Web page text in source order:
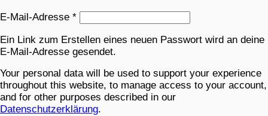
E-Mail-Adresse *
Ein Link zum Erstellen eines neuen Passwort wird an deine
E-Mail-Adresse gesendet.
Your personal data will be used to support your experience
throughout this website, to manage access to your account,
and for other purposes described in our
Datenschutzerklärung.